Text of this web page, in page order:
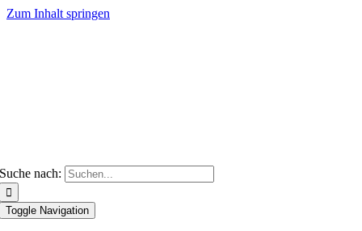
Zum Inhalt springen
Suche nach:
Toggle Navigation